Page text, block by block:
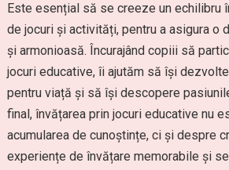
Este esențial să se creeze un echilibru
de jocuri și activități, pentru a asigura o
și armonioasă. Încurajând copiii să
jocuri educative, îi ajutăm să își
pentru viață și să își descopere
final, învățarea prin jocuri educative nu
acumularea de cunoștințe, ci și despre
experiențe de învățare memorabile și